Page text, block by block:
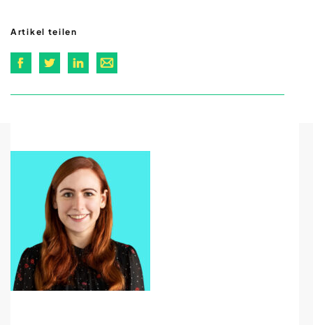
Artikel teilen